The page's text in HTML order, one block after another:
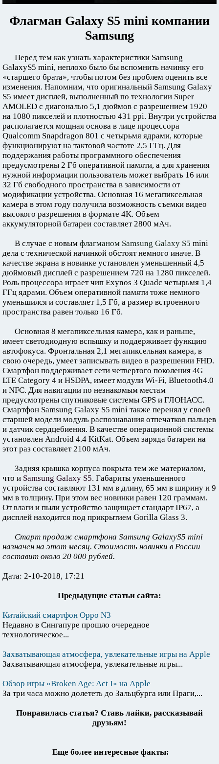
Флагман Galaxy S5 mini компании
Samsung
Перед тем как узнать характеристики Samsung
GalaxyS5 mini, неплохо было бы вспомнить начинку его
«старшего брата», чтобы потом без проблем оценить все
изменения. Напомним, что оригинальный Samsung Galaxy
S5 имеет дисплей, выполненный по технологии Super
AMOLED с диагональю 5,1 дюймов с разрешением 1920
на 1080 пикселей и плотностью 431 ppi. Внутри устройства
располагается мощная основа в лице процессора
Qualcomm Snapdragon 801 с четырьмя ядрами, которые
функционируют на тактовой частоте 2,5 ГГц. Для
поддержания работы программного обеспечения
предусмотрены 2 Гб оперативной памяти, а для хранения
нужной информации пользователь может выбрать 16 или
32 Гб свободного пространства в зависимости от
модификации устройства. Основная 16 мегапиксельная
камера в этом году получила возможность съемки видео
высокого разрешения в формате 4K. Объем
аккумуляторной батареи составляет 2800 мАч.
В случае с новым флагманом Samsung Galaxy S5 mini
дела с технической начинкой обстоят немного иначе. В
качестве экрана в новинке установлен уменьшенный 4,5
дюймовый дисплей с разрешением 720 на 1280 пикселей.
Роль процессора играет чип Exynos 3 Quadс четырьмя 1,4
ГГц ядрами. Объем оперативной памяти тоже немного
уменьшился и составляет 1,5 Гб, а размер встроенного
пространства равен только 16 Гб.
Основная 8 мегапиксельная камера, как и раньше,
имеет светодиодную вспышку и поддерживает функцию
автофокуса. Фронтальная 2,1 мегапиксельная камера, в
свою очередь, умеет записывать видео в разрешении FHD.
Смартфон поддерживает сети четвертого поколения 4G
LTE Category 4 и HSDPA, имеет модули Wi-Fi, Bluetooth4.0
и NFC. Для навигации по незнакомым местам
предусмотрены спутниковые системы GPS и ГЛОНАСС.
Смартфон Samsung Galaxy S5 mini также перенял у своей
старшей модели модуль распознавания отпечатков пальцев
и датчик сердцебиения. В качестве операционной системы
установлен Android 4.4 KitKat. Объем заряда батареи на
этот раз составляет 2100 мАч.
Задняя крышка корпуса покрыта тем же материалом,
что и Samsung Galaxy S5. Габариты уменьшенного
устройства составляют 131 мм в длину, 65 мм в ширину и 9
мм в толщину. При этом вес новинки равен 120 граммам.
От влаги и пыли устройство защищает стандарт IP67, а
дисплей находится под прикрытием Gorilla Glass 3.
Старт продаж смартфона Samsung GalaxyS5 mini
назначен на этот месяц. Стоимость новинки в России
составит около 20 000 рублей.
Дата: 2-10-2018, 17:21
Предыдущие статьи сайта:
Китайский смартфон Oppo N3
Недавно в Сингапуре прошло очередное
технологическое...
Захватывающая атмосфера, увлекательные игры на Apple
Захватывающая атмосфера, увлекательные игры...
Обзор игры «Broken Age: Act I» на Apple
За три часа можно долететь до Зальцбурга или Праги,...
Понравилась статья? Ставь лайки, рассказывай
друзьям!
Еще более интересные факты: